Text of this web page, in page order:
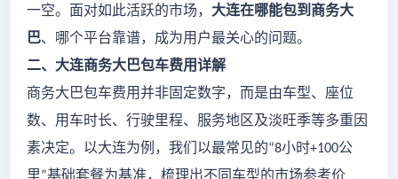
一空。面对如此活跃的市场， 大连在哪能包到商务大
巴、哪个平台靠谱，成为用户最关心的问题。
二、大连商务大巴包车费用详解
商务大巴包车费用并非固定数字，而是由车型、座位
数、用车时长、行驶里程、服务地区及淡旺季等多重因
素决定。以大连为例，我们以最常见的“8小时+100公
里 基础套餐为基准，梳理出不同车型的市场参考价